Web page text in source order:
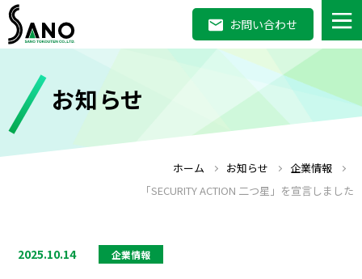
お問い合わせ
お知らせ
ホーム お知らせ
企業情報
「SECURITY ACTION 二つ星」を宣言しました
2025.10.14 企業情報